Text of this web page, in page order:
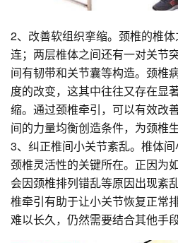
2、改善软组织挛缩。颈椎的椎
连；两层椎体之间还有一对关节
间有韧带和关节囊等构造。颈椎
度的改变，这其中往往又存在显
缩。通过颈椎牵引，可以有效改
间的力量均衡创造条件，为颈椎
3、纠正椎间小关节紊乱。椎体
颈椎灵活性的关键所在。正因为
会因颈椎排列错乱等原因出现紊
椎牵引有助于让小关节恢复正常
难以长久，仍然需要结合其他手